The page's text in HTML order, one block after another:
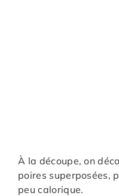
À la découpe, on
poires superposées,
peu calorique.